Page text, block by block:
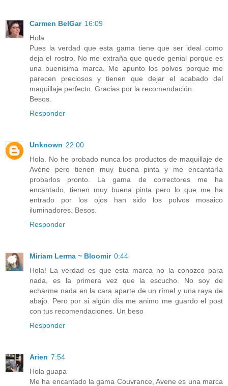
Carmen BelGar 16:09
Hola.
Pues la verdad que esta gama tiene que ser ideal como
deja el rostro. No me extraña que quede genial porque es
una buenisima marca. Me apunto los polvos porque me
parecen preciosos y tienen que dejar el acabado del
maquillaje perfecto. Gracias por la recomendación.
Besos.
Responder
Unknown 22:00
Hola. No he probado nunca los productos de maquillaje de
Avéne pero tienen muy buena pinta y me encantaría
probarlos pronto. La gama de correctores me ha
encantado, tienen muy buena pinta pero lo que me ha
entrado por los ojos han sido los polvos mosaico
iluminadores. Besos.
Responder
Miriam Lerma ~ Bloomir 0:44
Hola! La verdad es que esta marca no la conozco para
nada, es la primera vez que la escucho. No soy de
echarme nada en la cara aparte de un rímel y una raya de
abajo. Pero por si algún día me animo me guardo el post
con tus recomendaciones. Un beso
Responder
Arien 7:54
Hola guapa
Me ha encantado la gama Couvrance, Avene es una marca